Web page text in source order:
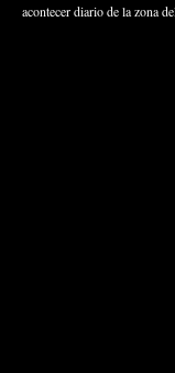
acontecer diario de la zona